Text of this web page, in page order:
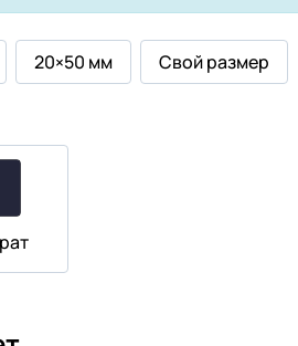
20×50 мм Свой размер